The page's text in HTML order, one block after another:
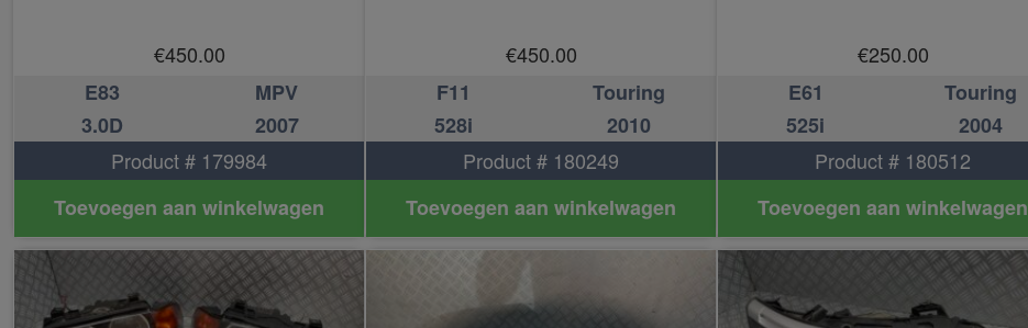
€450.00
E83
MPV
3.0D
2007
Product # 179984
Toevoegen aan winkelwagen
€450.00
F11
Touring
528i
2010
Product # 180249
Toevoegen aan winkelwagen
€250.00
E61
Touring
525i
2004
Product # 180512
Toevoegen aan winkelwagen